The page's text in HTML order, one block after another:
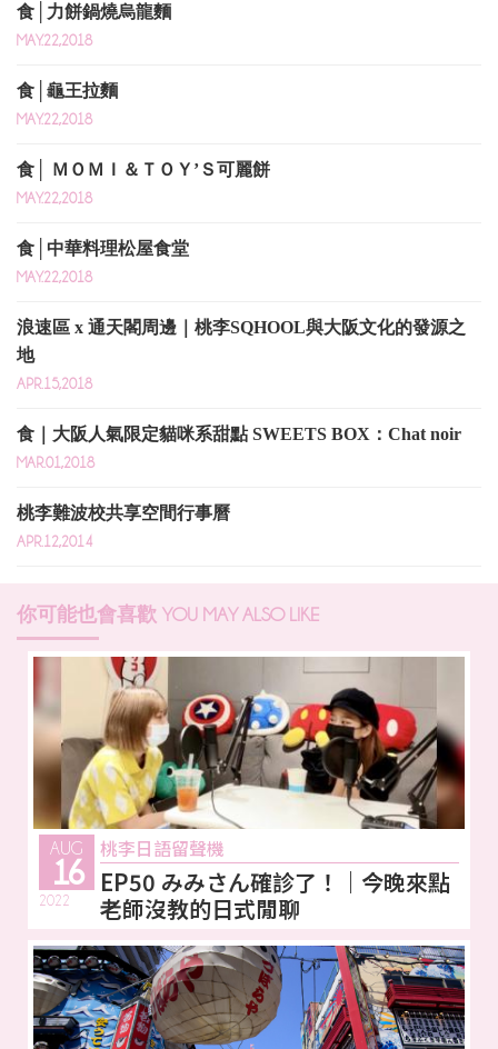
食│力餅鍋燒烏龍麵
MAY.22,2018
食│龜王拉麵
MAY.22,2018
食│ ＭＯＭＩ＆ＴＯＹ’Ｓ可麗餅
MAY.22,2018
食│中華料理松屋食堂
MAY.22,2018
浪速區 x 通天閣周邊｜桃李SQHOOL與大阪文化的發源之
地
APR.15,2018
食｜大阪人氣限定貓咪系甜點 SWEETS BOX：Chat noir
MAR.01,2018
桃李難波校共享空間行事曆
APR.12,2014
你可能也會喜歡 YOU MAY ALSO LIKE
AUG
16
2022
桃李日語留聲機
EP50 みみさん確診了！｜今晚來點
老師沒教的日式閒聊